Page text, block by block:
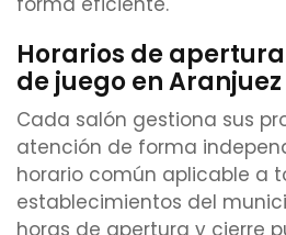
Horarios de
de juego en Aranjuez
Cada salón gestiona sus
atención de forma
horario común aplicable a
establecimientos del
horas de apertura y cierre